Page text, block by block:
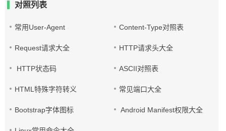
对照列表
常用User-Agent Content-Type对照表
Request请求大全 HTTP请求头大全
HTTP状态码 ASCII对照表
HTML特殊字符转义 常见端口大全
Bootstrap字体图标 Android Manifest权限大全